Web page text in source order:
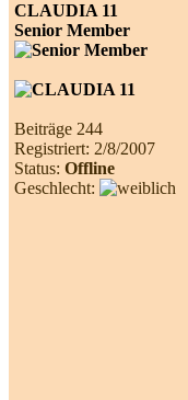
CLAUDIA 11
Senior Member
Beiträge 244
Registriert: 2/8/2007
Status: Offline
Geschlecht: